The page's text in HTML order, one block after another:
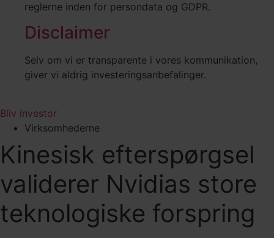
reglerne inden for persondata og GDPR.
Disclaimer
Selv om vi er transparente i vores kommunikation,
giver vi aldrig investeringsanbefalinger.
Bliv investor
Virksomhederne
Kinesisk efterspørgsel
validerer Nvidias store
teknologiske forspring